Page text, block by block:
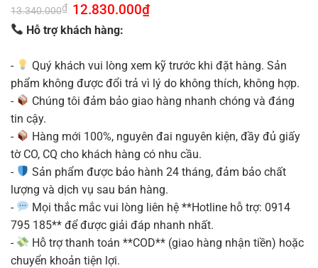
13.340.000₫ Giá
gốc
là:
13.340.000₫.
12.830.000₫Giá
Hỗ trợ khách hàng:
-
Quý khách vui lòng xem kỹ trước khi đặt hàng. Sản
phẩm không được đổi trả vì lý do không thích, không hợp.
-
Chúng tôi đảm bảo giao hàng nhanh chóng và đáng
tin cậy.
-
Hàng mới 100%, nguyên đai nguyên kiện, đầy đủ giấy
tờ CO, CQ cho khách hàng có nhu cầu.
-
Sản phẩm được bảo hành 24 tháng, đảm bảo chất
lượng và dịch vụ sau bán hàng.
-
Mọi thắc mắc vui lòng liên hệ **Hotline hỗ trợ: 0914
795 185** để được giải đáp nhanh nhất.
-
Hỗ trợ thanh toán **COD** (giao hàng nhận tiền) hoặc
chuyển khoản tiện lợi.